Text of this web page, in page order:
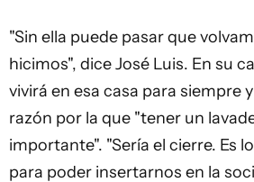
"Sin ella puede pasar que
hicimos", dice José Luis. En su
vivirá en esa casa para siempre
razón por la que "tener un
importante". "Sería el cierre. Es
para poder insertarnos en la